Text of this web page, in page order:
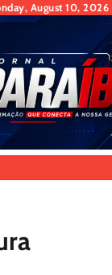
August 10, 2026